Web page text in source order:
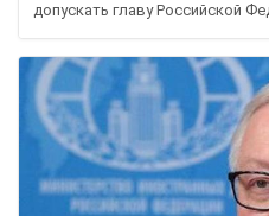
допускать главу Российской